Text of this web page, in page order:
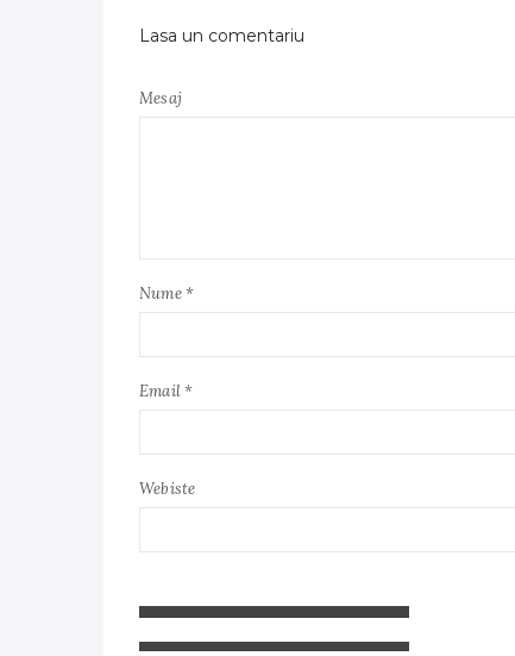
Lasa un comentariu
Mesaj
Nume *
Email *
Webiste